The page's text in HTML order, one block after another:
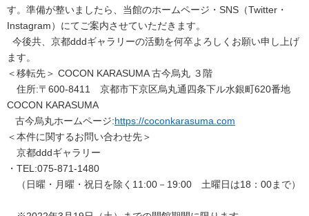
す。準備が整いましたら、当館のホームページ・SNS（Twitter・
Instagram）にてご案内させていただきます。
今後共、京都dddギャラリーの活動を何卒よろしくお願い申し上げ
ます。
＜移転先＞ COCON KARASUMA 古今烏丸 ３階
住所:〒600-8411 京都市下京区烏丸通四条下ル水銀町620番地
COCON KARASUMA
古今烏丸ホームページ:https://coconkarasuma.com
＜本件に関するお問い合わせ先＞
京都dddギャラリー
・TEL:075-871-1480
（日曜・月曜・祝日を除く11:00－19:00 土曜日は18：00まで）